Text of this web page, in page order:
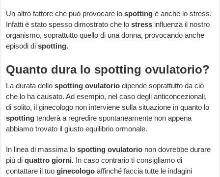
Un altro fattore che può provocare lospotting è anche lo stress.
Infatti è stato spesso dimostrato che lostress influenza il nostro
organismo, soprattutto quello di una donna, provocando anche
episodi dispotting.
Quanto dura lo spotting ovulatorio?
La durata dellospotting ovulatorio dipende soprattutto da ciò
che lo ha causato. Ad esempio, nel caso degli anticoncezionali,
di solito, il ginecologo non interviene sulla situazione in quanto lo
spotting tenderà a regredire spontaneamente non appena
abbiamo trovato il giusto equilibrio ormonale.
In linea di massima lospotting ovulatorio non dovrebbe durare
più diquattro giorni. In caso contrario ti consigliamo di
contattare il tuoginecologo affinché faccia tutte le indagini